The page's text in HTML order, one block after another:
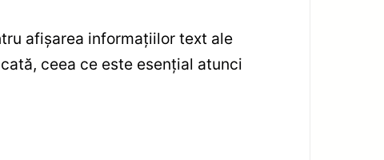
afișarea informațiilor text ale
ceea ce este esențial atunci